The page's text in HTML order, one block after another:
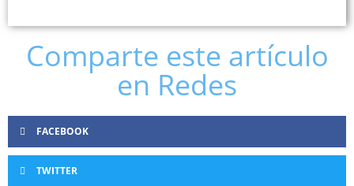
Comparte este artículo
en Redes
FACEBOOK
TWITTER